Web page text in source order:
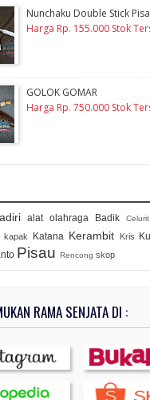
Nunchaku Double Stick
Harga Rp. 155.000 Stok
GOLOK GOMAR
Harga Rp. 750.000 Stok
alat olahraga Badik Celurit
kapak Katana Kerambit Kris
Pisau Rencong skop
RAMA SENJATA DI :